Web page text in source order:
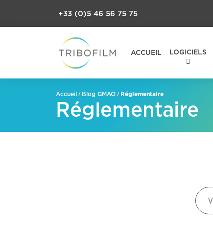
+33 (0)5 46 56 75 75
ACCUEIL LOGICIELS
Accueil / Blog GMAO / Réglementaire
Réglementaire